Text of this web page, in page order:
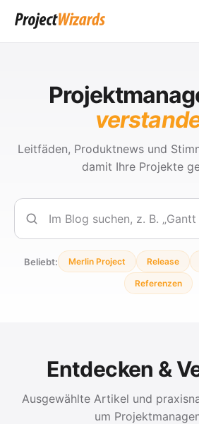
Leitfäden, Produktnews und
damit Ihre Projekte
Suchen
Beliebt: Merlin Project Release
Referenzen
Entdecken &
Ausgewählte Artikel und
um